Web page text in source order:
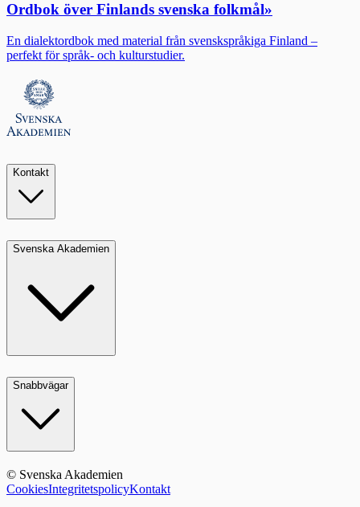
Ordbok över Finlands svenska folkmål»
En dialektordbok med material från svenskspråkiga Finland –
perfekt för språk- och kulturstudier.
Kontakt
Svenska Akademien
Snabbvägar
© Svenska Akademien
CookiesIntegritetspolicyKontakt